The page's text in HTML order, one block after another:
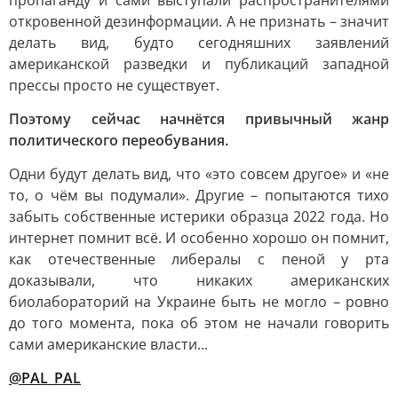
откровенной дезинформации. А не признать – значит
делать вид, будто сегодняшних заявлений
американской разведки и публикаций западной
прессы просто не существует.
Поэтому сейчас начнётся привычный жанр
политического переобувания.
Одни будут делать вид, что «это совсем другое» и «не
то, о чём вы подумали». Другие – попытаются тихо
забыть собственные истерики образца 2022 года. Но
интернет помнит всё. И особенно хорошо он помнит,
как отечественные либералы с пеной у рта
доказывали, что никаких американских
биолабораторий на Украине быть не могло – ровно
до того момента, пока об этом не начали говорить
сами американские власти...
@PAL_PAL